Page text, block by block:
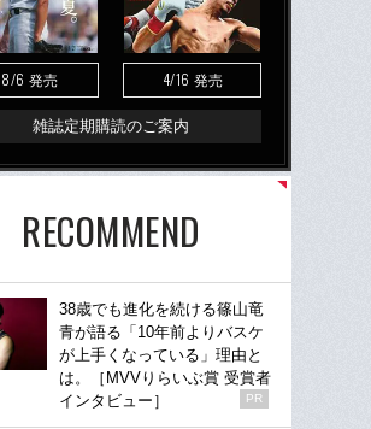
8/6 発売 4/16 発売
雑誌定期購読のご案内
RECOMMEND
38歳でも進化を続ける篠山竜
青が語る「10年前よりバスケ
が上手くなっている」理由と
は。［MVVりらいぶ賞 受賞者
インタビュー］
PR